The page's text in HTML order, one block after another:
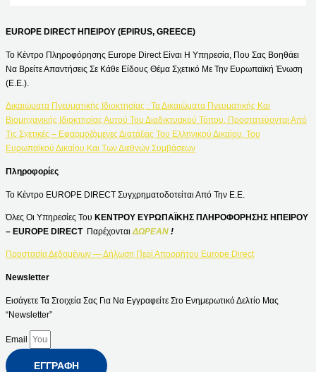
EUROPE DIRECT ΗΠΕΙΡΟΥ (EPIRUS, GREECE)
Το Κέντρο Πληροφόρησης Europe Direct Είναι Η Υπηρεσία, Που Σας Βοηθάει
Να Βρείτε Απαντήσεις Σε Κάθε Είδους Θέμα Σχετικό Με Την Ευρωπαϊκή Ένωση
(Ε.Ε.).
Δικαιώματα Πνευματικής Ιδιοκτησίας : Τα Δικαιώματα Πνευματικής Και
Βιομηχανικής Ιδιοκτησίας Αυτού Του Διαδικτυακού Τόπου, Προστατεύονται Από
Τις Σχετικές – Εφαρμοζόμενες Διατάξεις Του Ελληνικού Δικαίου, Του
Ευρωπαϊκού Δικαίου Και Των Διεθνών Συμβάσεων
Πληροφορίες
Το Κέντρο EUROPE DIRECT Συγχρηματοδοτείται Από Την Ε.Ε.
Όλες Οι Υπηρεσίες Του ΚΕΝΤΡΟΥ ΕΥΡΩΠΑΪΚΗΣ ΠΛΗΡΟΦΟΡΗΣΗΣ ΗΠΕΙΡΟΥ
– EUROPE DIRECT Παρέχονται ΔΩΡΕΑΝ !
Προστασία Δεδομένων — Δήλωση Περί Απορρήτου Europe Direct
Newsletter
Εισάγετε Τα Στοιχεία Σας Για Να Εγγραφείτε Στο Ενημερωτικό Δελτίο Μας
“Newsletter”
Email
ΕΓΓΡΑΦΉ